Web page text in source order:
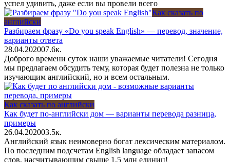
успел удивить, даже если вы провели всего
Как сказать по
английски
Разбираем фразу «Do you speak English» — перевод, значение,
варианты ответа
28.04.202007.6к.
Доброго времени суток наши уважаемые читатели! Сегодня
мы предлагаем обсудить тему, которая будет полезна не только
изучающим английский, но и всем остальным.
Как сказать по английски
Как будет по-английски дом — варианты перевода разница,
примеры
26.04.202003.5к.
Английский язык неимоверно богат лексическим материалом.
По последним подсчетам English language обладает запасом
слов, насчитывающим свыше 1,5 млн единиц!